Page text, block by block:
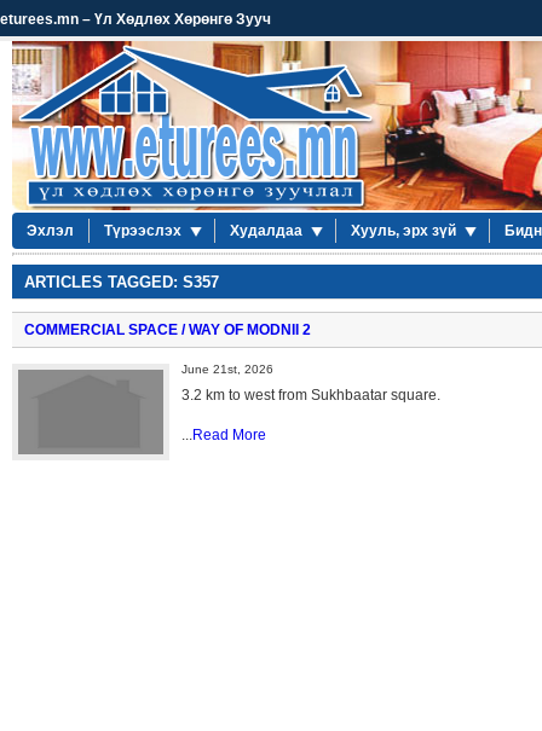
eturees.mn – Үл Хөдлөх Хөрөнгө Зууч
Эхлэл Түрээслэх Худалдаа Хууль, эрх зүй
ARTICLES TAGGED: S357
COMMERCIAL SPACE / WAY OF MODNII 2
June 21st, 2026
3.2 km to west from Sukhbaatar square.
...Read More